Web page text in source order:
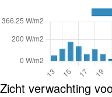
Zicht verwachting